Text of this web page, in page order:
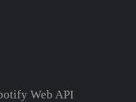
Web API